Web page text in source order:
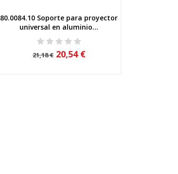
Vista rápida
80.0084.10 Soporte para proyector
universal en aluminio...
21,18 € 20,54 €